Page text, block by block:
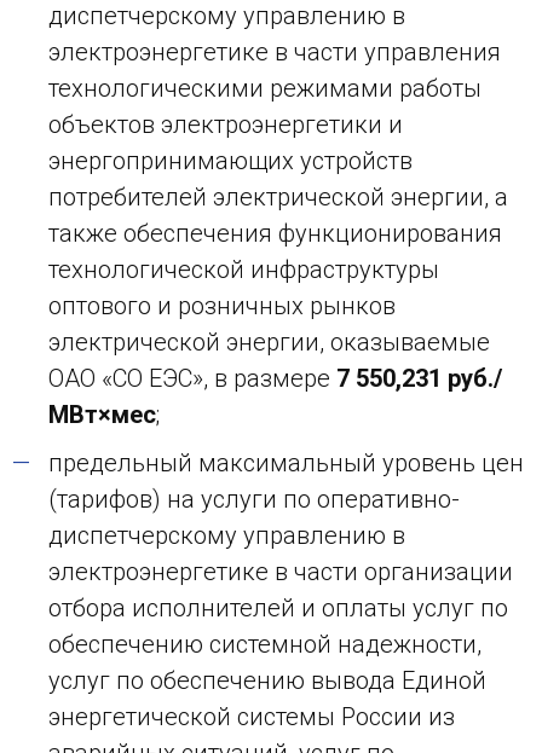
диспетчерскому управлению в
электроэнергетике в части управления
технологическими режимами работы
объектов электроэнергетики и
энергопринимающих устройств
потребителей электрической энергии, а
также обеспечения функционирования
технологической инфраструктуры
оптового и розничных рынков
электрической энергии, оказываемые
ОАО «СО ЕЭС», в размере 7 550,231 руб./
МВт×мес;
предельный максимальный уровень цен
(тарифов) на услуги по оперативно-
диспетчерскому управлению в
электроэнергетике в части организации
отбора исполнителей и оплаты услуг по
обеспечению системной надежности,
услуг по обеспечению вывода Единой
энергетической системы России из